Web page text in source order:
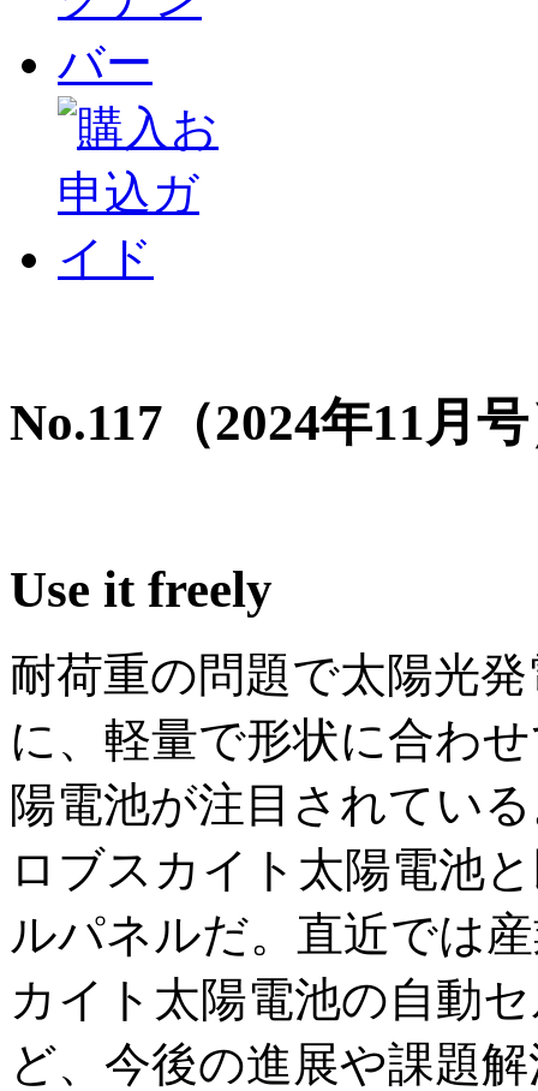
No.117（2024年11月
Use it freely
耐荷重の問題で太陽光
に、軽量で形状に合わ
陽電池が注目されてい
ロブスカイト太陽電池
ルパネルだ。直近では
カイト太陽電池の自動
ど、今後の進展や課題